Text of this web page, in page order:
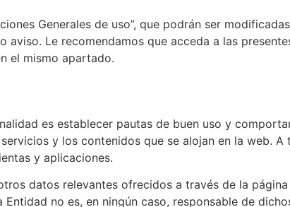
Generales de uso”, que podrán ser
Le recomendamos que acceda a las
el mismo apartado.
es establecer pautas de buen uso y
y los contenidos que se alojan en la web. A
y aplicaciones.
datos relevantes ofrecidos a través de la
no es, en ningún caso, responsable de